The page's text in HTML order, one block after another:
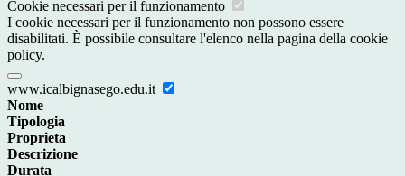
Cookie necessari per il funzionamento
I cookie necessari per il funzionamento non possono essere
disabilitati. È possibile consultare l'elenco nella pagina della cookie
policy.
www.icalbignasego.edu.it
Nome
Tipologia
Proprieta
Descrizione
Durata